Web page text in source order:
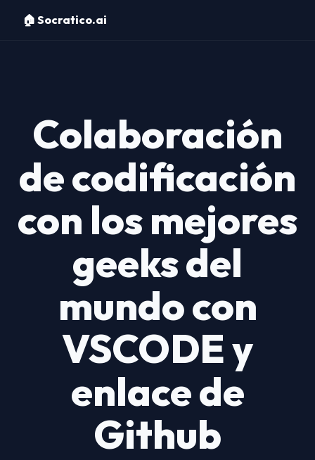
🏠 Socratico.ai
Colaboración
de codificación
con los mejores
geeks del
mundo con
VSCODE y
enlace de
Github